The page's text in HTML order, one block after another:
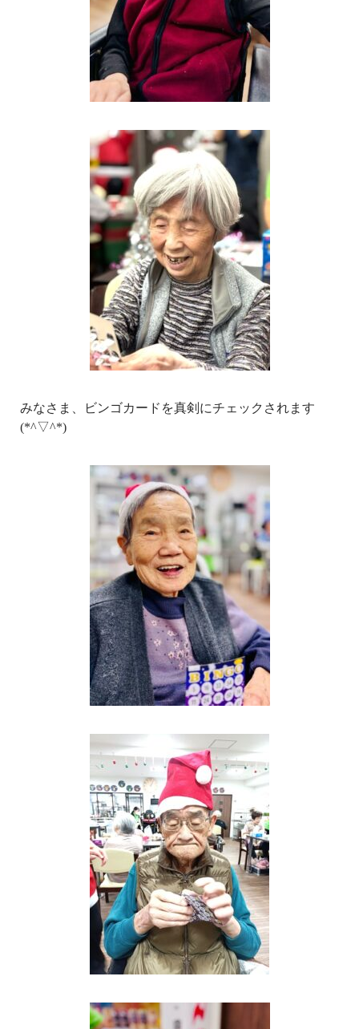
みなさま、ビンゴカードを真剣にチェックされます
(*^▽^*)